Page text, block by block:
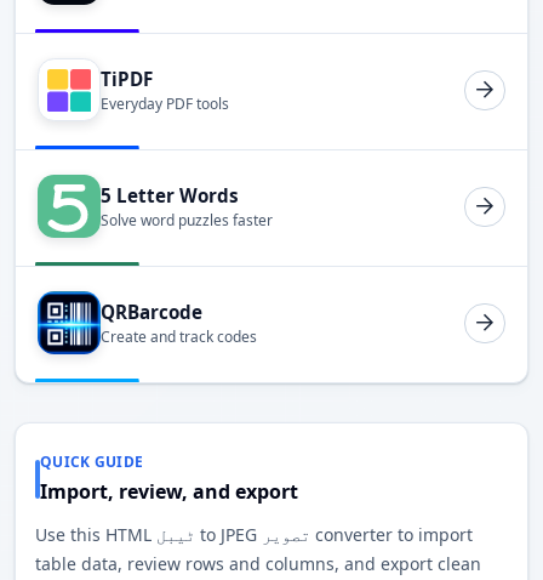
TiPDF
Everyday PDF tools
5 Letter Words
Solve word puzzles faster
QRBarcode
Create and track codes
QUICK GUIDE
Import, review, and export
Use this HTML ٹیبل to JPEG تصویر converter to import
table data, review rows and columns, and export clean